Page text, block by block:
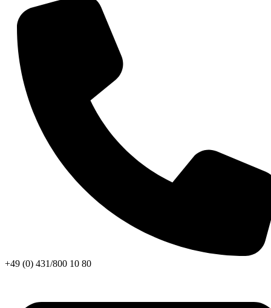
+49 (0) 431/800 10 80